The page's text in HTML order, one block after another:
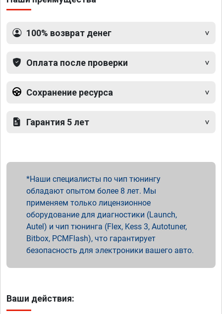
100% возврат денег
Оплата после проверки
Сохранение ресурса
Гарантия 5 лет
Наши специалисты по чип тюнингу
обладают опытом более 8 лет. Мы
применяем только лицензионное
оборудование для диагностики (Launch,
Autel) и чип тюнинга (Flex, Kess 3, Autotuner,
Bitbox, PCMFlash), что гарантирует
безопасность для электроники вашего авто.
Ваши действия: